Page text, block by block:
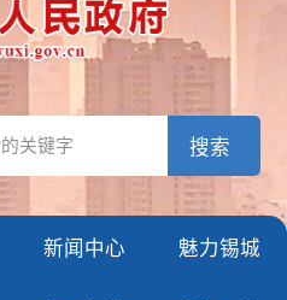
新闻中心 魅力锡城